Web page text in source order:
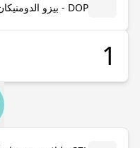
DOP - بيزو الدومنيكان